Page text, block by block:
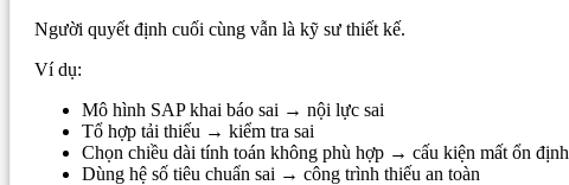
Người quyết định cuối cùng vẫn là kỹ sư thiết kế.
Ví dụ:
Mô hình SAP khai báo sai → nội lực sai
Tổ hợp tải thiếu → kiểm tra sai
Chọn chiều dài tính toán không phù hợp → cấu kiện mất ổn định
Dùng hệ số tiêu chuẩn sai → công trình thiếu an toàn